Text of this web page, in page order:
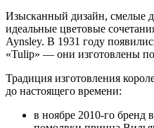
Изысканный дизайн, смелые
идеальные цветовые
Aynsley. В 1931 году
«Tulip» — они изготовлены
Традиция изготовления
до настоящего времени:
в ноябре 2010-го бренд